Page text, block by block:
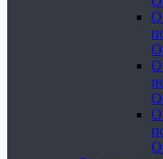
О
О
О